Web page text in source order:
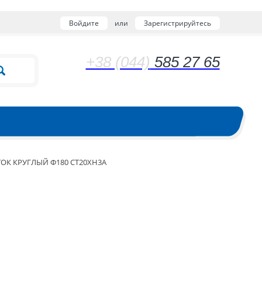
Войдите или Зарегистрируйтесь
+38 (044) 585 27 65
КРУГЛЫЙ Ф180 СТ20ХН3А